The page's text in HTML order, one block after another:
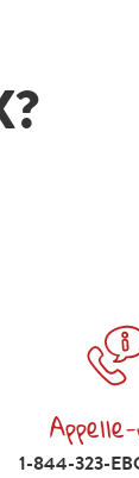
1-844-323-